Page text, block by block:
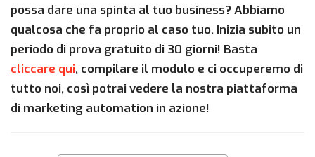
possa dare una spinta al tuo business? Abbiamo
qualcosa che fa proprio al caso tuo. Inizia subito un
periodo di prova gratuito di 30 giorni! Basta
cliccare qui, compilare il modulo e ci occuperemo di
tutto noi, così potrai vedere la nostra piattaforma
di marketing automation in azione!